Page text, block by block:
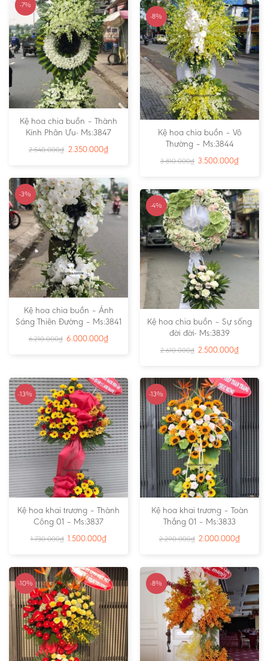
-7%
Kệ hoa chia buồn – Thành
Kính Phân Ưu- Ms:3847
2.540.000₫ 2.350.000₫
-8%
Kệ hoa chia buồn – Vô
Thường – Ms:3844
3.810.000₫ 3.500.000₫
-3%
Kệ hoa chia buồn – Ánh
Sáng Thiên Đường – Ms:3841
6.210.000₫ 6.000.000₫
-4%
Kệ hoa chia buồn – Sự sống
đời đời- Ms:3839
2.610.000₫ 2.500.000₫
-13%
Kệ hoa khai trương – Thành
Công 01 – Ms:3837
1.730.000₫ 1.500.000₫
-13%
Kệ hoa khai trương – Toàn
Thắng 01 – Ms:3833
2.290.000₫ 2.000.000₫
-10% -8%